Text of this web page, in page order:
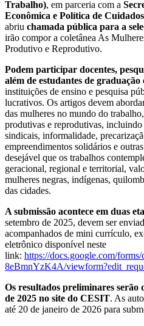
Trabalho), em parceria com a
Econômica e Política de
abriu chamada pública para a
irão compor a coletânea As
Produtivo e Reprodutivo.
Podem participar docentes,
além de estudantes de graduação
instituições de ensino e pesquisa
lucrativos. Os artigos devem
das mulheres no mundo do
produtivas e reprodutivas,
sindicais, informalidade,
empreendimentos solidários e
desejável que os trabalhos
geracional, regional e territorial,
mulheres negras, indígenas,
das cidades.
A submissão acontece em duas
setembro de 2025, devem ser
acompanhados de mini currículo,
eletrônico disponível neste
link: https://docs.google.com/
8eBmnYzK4A/
Os resultados preliminares serão
de 2025 no site do CESIT. As
até 20 de janeiro de 2026 para